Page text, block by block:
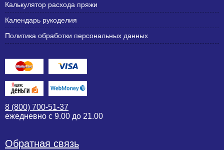
Калькулятор расхода пряжи
Календарь рукоделия
Политика обработки персональных данных
8 (800) 700-51-37
ежедневно с 9.00 до 21.00
Обратная связь